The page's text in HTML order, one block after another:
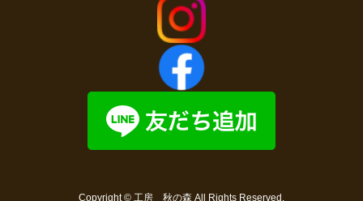
Copyright © 工房 秋の森 All Rights Reserved.